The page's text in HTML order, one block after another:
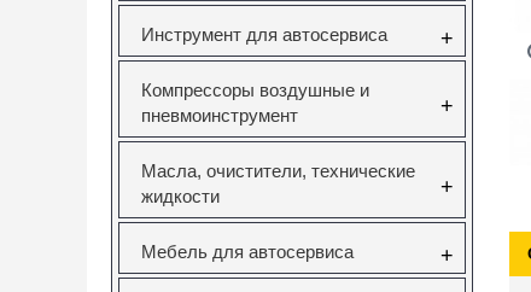
Инструмент для автосервиса +
Компрессоры воздушные и
пневмоинструмент
+
Масла, очистители, технические
жидкости
+
Мебель для автосервиса +